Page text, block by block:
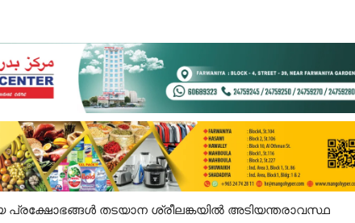
പ്രക്ഷോഭങ്ങള്‍ തടയാന ശ്രീലങ്കയില്‍ അടിയന്തരാവസ്ഥ